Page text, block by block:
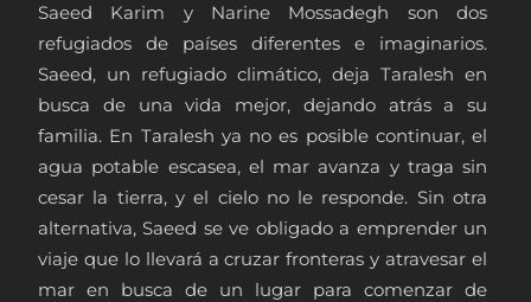
Saeed Karim y Narine Mossadegh son dos
refugiados de países diferentes e imaginarios.
Saeed, un refugiado climático, deja Taralesh en
busca de una vida mejor, dejando atrás a su
familia. En Taralesh ya no es posible continuar, el
agua potable escasea, el mar avanza y traga sin
cesar la tierra, y el cielo no le responde. Sin otra
alternativa, Saeed se ve obligado a emprender un
viaje que lo llevará a cruzar fronteras y atravesar el
mar en busca de un lugar para comenzar de